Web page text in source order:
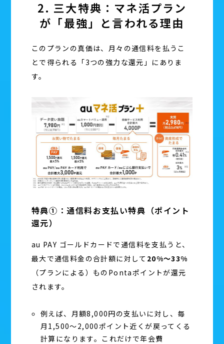
2. 三大特典：マネ活プラン
が「最強」と言われる理由
このプランの真価は、月々の通信料を払うこ
とで得られる「3つの強力な還元」にありま
す。
特典①：通信料お支払い特典（ポイント
還元）
au PAY ゴールドカードで通信料を支払うと、
最大で通信料金の合計額に対して 20%〜33%
（プランによる）ものPontaポイントが還元
されます。
例えば、月額8,000円の支払いに対し、毎
月1,500〜2,000ポイント近くが戻ってくる
計算になります。これだけで年会費